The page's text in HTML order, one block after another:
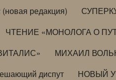
редакция)
ЧТЕНИЕ «МОНОЛОГА О
МИХАИЛ
диспут НОВЫЙ